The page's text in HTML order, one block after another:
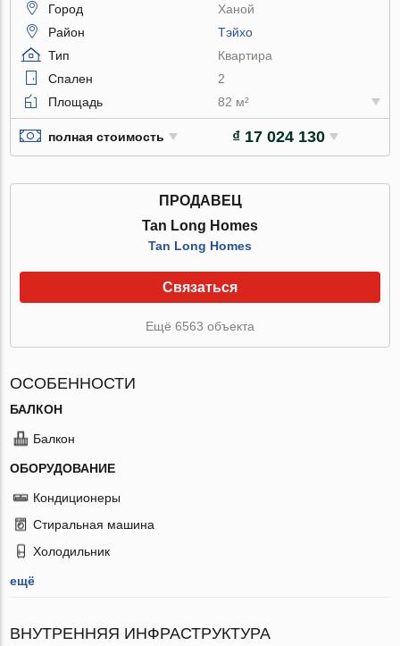
Город
Ханой
Район
Тэйхо
Тип
Квартира
Спален
2
Площадь
82 м²
полная стоимость ₫ 17 024 130
ПРОДАВЕЦ
Tan Long Homes
Tan Long Homes
Связаться
Ещё 6563 объекта
ОСОБЕННОСТИ
БАЛКОН
Балкон
ОБОРУДОВАНИЕ
Кондиционеры
Стиральная машина
Холодильник
ещё
ВНУТРЕННЯЯ ИНФРАСТРУКТУРА